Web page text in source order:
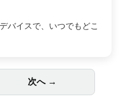
なし、オフライン再生
楽で彩ります。
次へ →